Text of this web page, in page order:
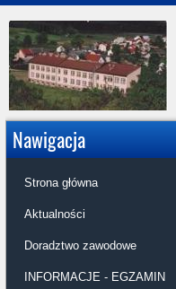
Nawigacja
Strona główna
Aktualności
Doradztwo zawodowe
INFORMACJE - EGZAMIN